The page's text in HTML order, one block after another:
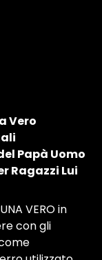
Vero
Papà Uomo
Ragazzi Lui
VERO in
con gli